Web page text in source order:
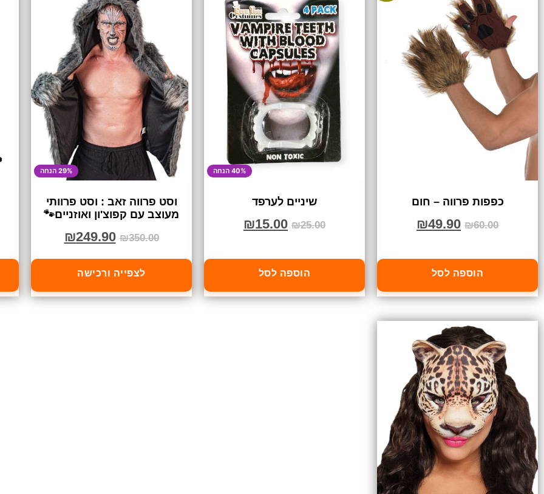
כפפות פרווה – חום
₪60.00
₪49.90
הוספה לסל
40% הנחה
שיניים לערפד
₪25.00
₪15.00
הוספה לסל
29% הנחה
וסט פרווה זאב : וסט פרוותי
מעוצב עם קפוצ'ון ואוזניים🐾
₪350.00
₪249.90
לצפייה ורכישה